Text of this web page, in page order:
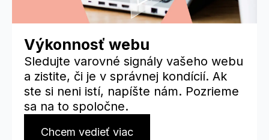
Výkonnosť webu
Sledujte varovné signály vašeho webu
a zistite, či je v správnej kondícií. Ak
ste si neni istí, napíšte nám. Pozrieme
sa na to spoločne.
Chcem vedieť viac